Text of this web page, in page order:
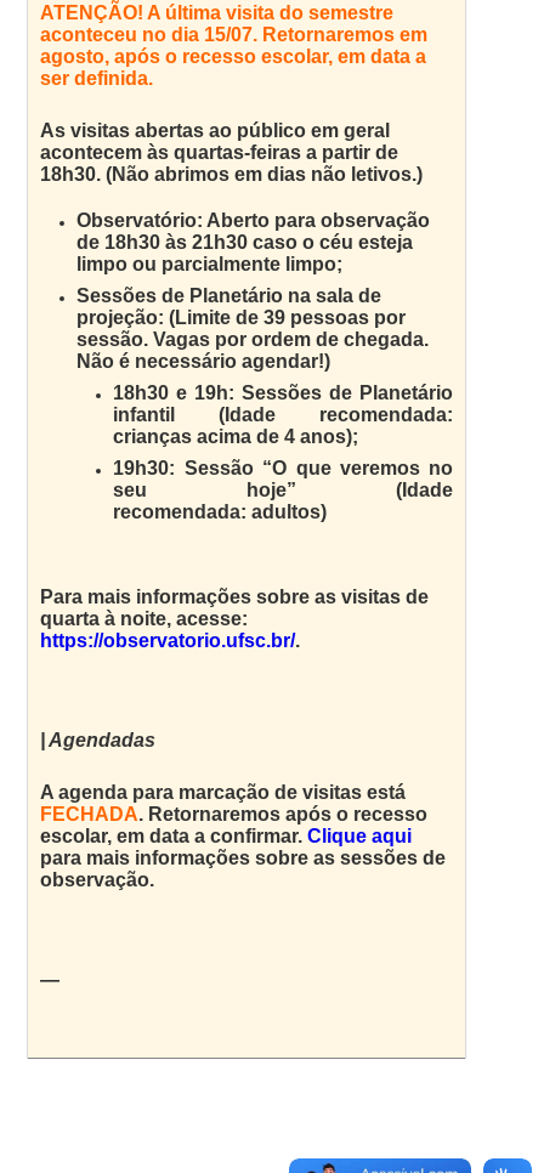
ATENÇÃO! A última visita do semestre
aconteceu no dia 15/07. Retornaremos em
agosto, após o recesso escolar, em data a
ser definida.
As visitas abertas ao público em geral
acontecem às quartas-feiras a partir de
18h30. (Não abrimos em dias não letivos.)
Observatório: Aberto para observação
de 18h30 às 21h30 caso o céu esteja
limpo ou parcialmente limpo;
Sessões de Planetário na sala de
projeção: (Limite de 39 pessoas por
sessão. Vagas por ordem de chegada.
Não é necessário agendar!)
18h30 e 19h: Sessões de Planetário
infantil (Idade recomendada:
crianças acima de 4 anos);
19h30: Sessão “O que veremos no
seu hoje” (Idade
recomendada: adultos)
Para mais informações sobre as visitas de
quarta à noite, acesse:
https://observatorio.ufsc.br/.
| Agendadas
A agenda para marcação de visitas está
FECHADA. Retornaremos após o recesso
escolar, em data a confirmar.Clique aqui
para mais informações sobre as sessões de
observação.
—